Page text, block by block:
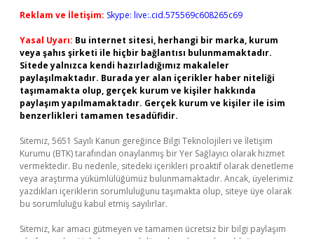
Reklam ve İletişim: Skype: live:.cid.575569c608265c69
Yasal Uyarı: Bu internet sitesi, herhangi bir marka, kurum
veya şahıs şirketi ile hiçbir bağlantısı bulunmamaktadır.
Sitede yalnızca kendi hazırladığımız makaleler
paylaşılmaktadır. Burada yer alan içerikler haber niteliği
taşımamakta olup, gerçek kurum ve kişiler hakkında
paylaşım yapılmamaktadır. Gerçek kurum ve kişiler ile isim
benzerlikleri tamamen tesadüfidir.
Sitemiz, 5651 Sayılı Kanun gereğince Bilgi Teknolojileri ve İletişim
Kurumu (BTK) tarafından onaylanmış bir Yer Sağlayıcı olarak hizmet
vermektedir. Bu nedenle, sitedeki içerikleri proaktif olarak denetleme
veya araştırma yükümlülüğümüz bulunmamaktadır. Ancak, üyelerimiz
yazdıkları içeriklerin sorumluluğunu taşımakta olup, siteye üye olarak
bu sorumluluğu kabul etmiş sayılırlar.
Sitemiz, kar amacı gütmeyen ve tamamen ücretsiz bir bilgi paylaşım